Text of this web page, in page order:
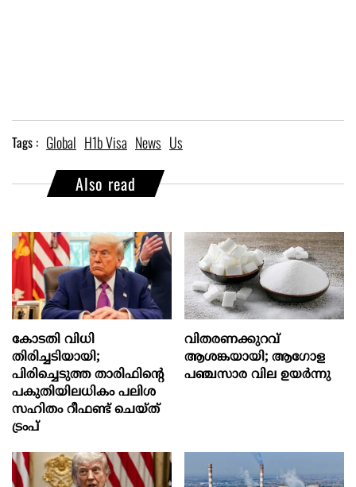
Tags : Global H1b Visa News Us
Also read
കോടതി വിധി
തിരിച്ചടിയായി;
പിരിച്ചെടുത്ത താരിഫിന്‍റെ
പകുതിയിലധികം പലിശ
സഹിതം റീഫണ്ട് ചെയ്ത്
ട്രംപ്
വിതരണക്കുറവ്
ആശങ്കയായി; ആഗോള
പഞ്ചസാര വില ഉയര്‍ന്നു